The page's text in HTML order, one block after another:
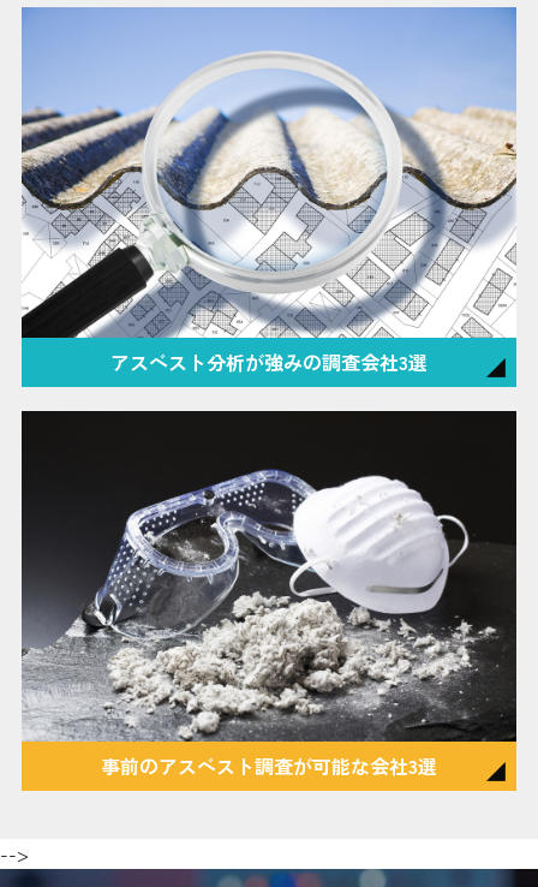
アスベスト分析が強みの調査会社3選
事前のアスベスト調査が可能な会社3選
-->